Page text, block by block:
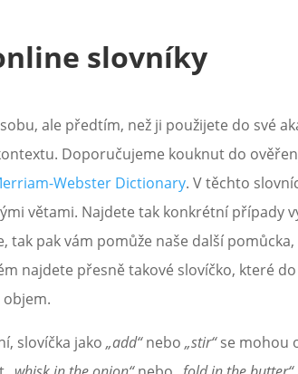
slovníky
ale předtím, než ji použijete do své
Doporučujeme kouknut do
Webster Dictionary. V těchto
větami. Najdete tak konkrétní případy
tak pak vám pomůže naše další
najdete přesně takové slovíčko, které
slovíčka jako „add“nebo „stir“se mohou